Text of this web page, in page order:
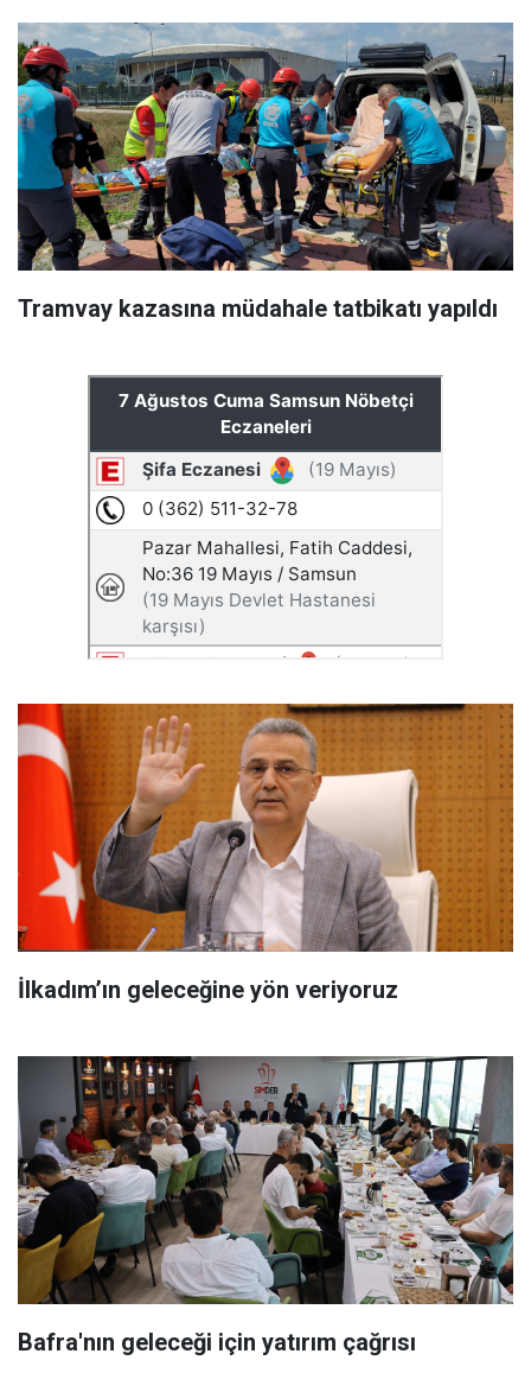
Tramvay kazasına müdahale tatbikatı yapıldı
İlkadım’ın geleceğine yön veriyoruz
Bafra'nın geleceği için yatırım çağrısı